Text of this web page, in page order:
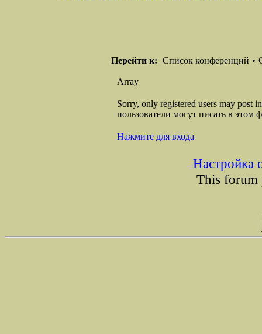
Перейти к: Список конференций •
Array
Sorry, only registered users may post
пользователи могут писать в этом
Нажмите для входа
Настройка
This